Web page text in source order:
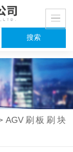
AGV刷板刷块